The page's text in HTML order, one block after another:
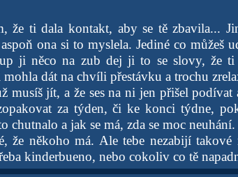
že ti dala kontakt, aby se tě zbavila...
ona si to myslela. Jediné co můžeš
ji něco na zub dej ji to se slovy, že ti
mohla dát na chvíli přestávku a trochu
musíš jít, a že ses na ni jen přišel
za týden, či ke konci týdne,
chutnalo a jak se má, zda se moc neuhání.
že někoho má. Ale tebe nezabijí
kinderbueno, nebo cokoliv co tě